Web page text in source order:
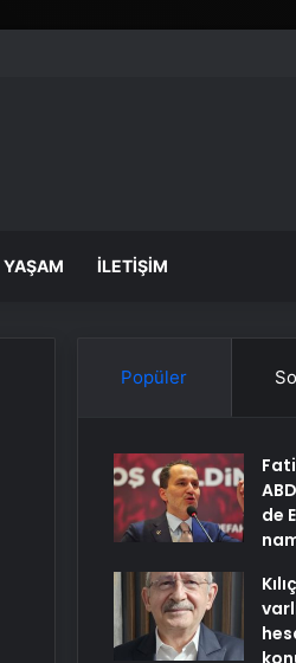
YAŞAM İLETIŞIM
Popüler
de